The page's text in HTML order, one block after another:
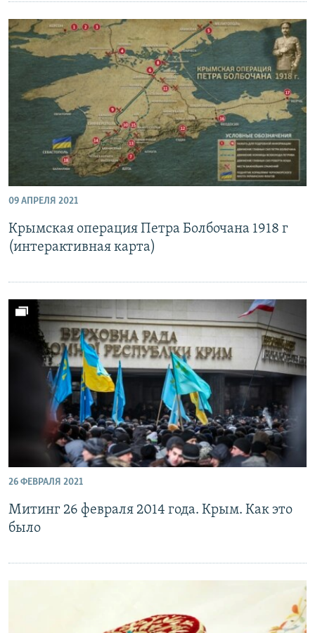
09 АПРЕЛЯ 2021
Крымская операция Петра Болбочана 1918 г
(интерактивная карта)
26 ФЕВРАЛЯ 2021
Митинг 26 февраля 2014 года. Крым. Как это
было